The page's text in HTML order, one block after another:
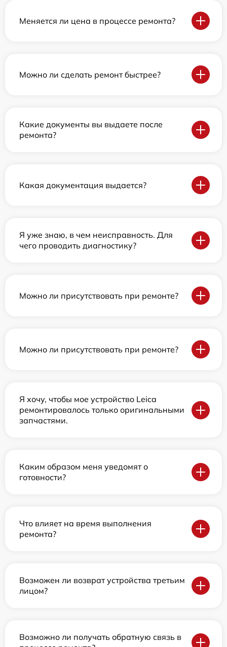
Меняется ли цена в процессе ремонта?
Можно ли сделать ремонт быстрее?
Какие документы вы выдаете после
ремонта?
Какая документация выдается?
Я уже знаю, в чем неисправность. Для
чего проводить диагностику?
Можно ли присутствовать при ремонте?
Можно ли присутствовать при ремонте?
Я хочу, чтобы мое устройство Leica
ремонтировалось только оригинальными
запчастями.
Каким образом меня уведомят о
готовности?
Что влияет на время выполнения
ремонта?
Возможен ли возврат устройства третьим
лицом?
Возможно ли получать обратную связь в